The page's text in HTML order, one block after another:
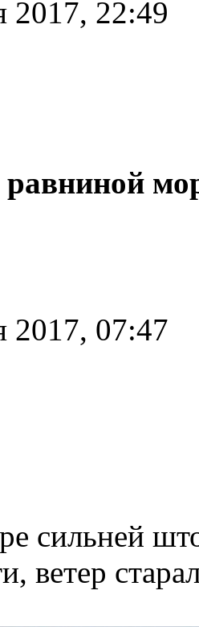
2017, 22:49
2017, 07:47
сильней
ветер